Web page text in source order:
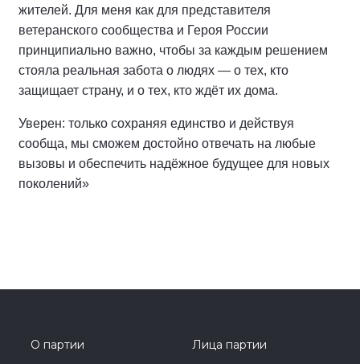
жителей. Для меня как для представителя
ветеранского сообщества и Героя России
принципиально важно, чтобы за каждым решением
стояла реальная забота о людях — о тех, кто
защищает страну, и о тех, кто ждёт их дома.
Уверен: только сохраняя единство и действуя
сообща, мы сможем достойно отвечать на любые
вызовы и обеспечить надёжное будущее для новых
поколений»
О партии
Лица партии